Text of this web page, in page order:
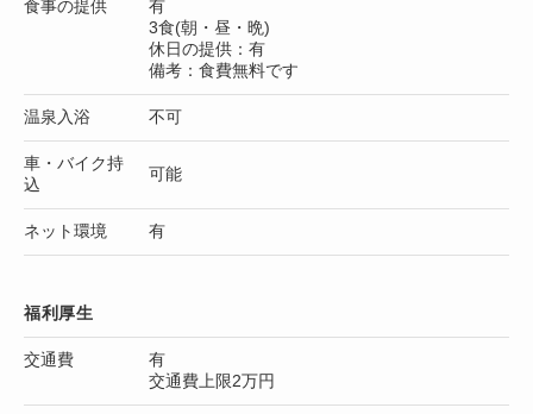
食事の提供
有
3食(朝・昼・晩)
休日の提供：有
備考：食費無料です
温泉入浴 不可
車・バイク持
込
可能
ネット環境 有
福利厚生
交通費
有
交通費上限2万円